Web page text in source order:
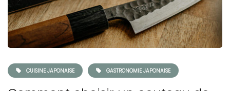
CUISINE JAPONAISE GASTRONOMIE JAPONAISE